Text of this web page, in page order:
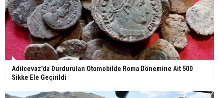
Adilcevaz'da Durdurulan Otomobilde Roma Dönemine Ait 500
Sikke Ele Geçirildi